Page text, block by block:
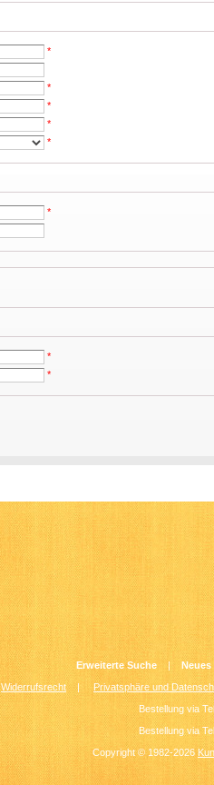
*
*
*
*
*
*
*
*
Erweiterte Suche |
Widerrufsrecht | Privatsphäre und
Bestellung via
Bestellung via
Copyright © 1982-2026